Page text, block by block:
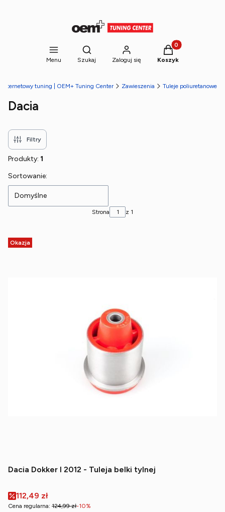
Menu
Otwórz wyszukiwarkę
Szukaj Zaloguj się
Produkty w
Koszyk
internetowy tuning | OEM+ Tuning Center Zawieszenia Tuleje poliuretanowe
Dacia
Filtry
Produkty: 1
Lista produktów
Sortowanie:
Domyślne
Strona z 1
Okazja
Dacia Dokker I 2012 - Tuleja belki tylnej
Cena promocyjna
112,49 zł
Cena regularna: 124,99 zł-10%